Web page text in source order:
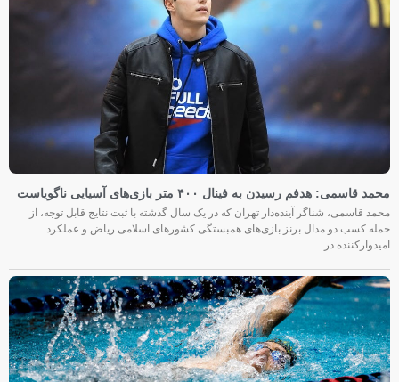
محمد قاسمی: هدفم رسیدن به فینال ۴۰۰ متر بازی‌های آسیایی ناگویاست
محمد قاسمی، شناگر آینده‌دار تهران که در یک سال گذشته با ثبت نتایج قابل توجه، از
جمله کسب دو مدال برنز بازی‌های همبستگی کشورهای اسلامی ریاض و عملکرد
امیدوارکننده در